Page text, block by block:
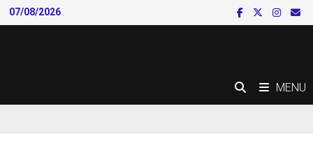
Skip
to
07/08/2026
MENU